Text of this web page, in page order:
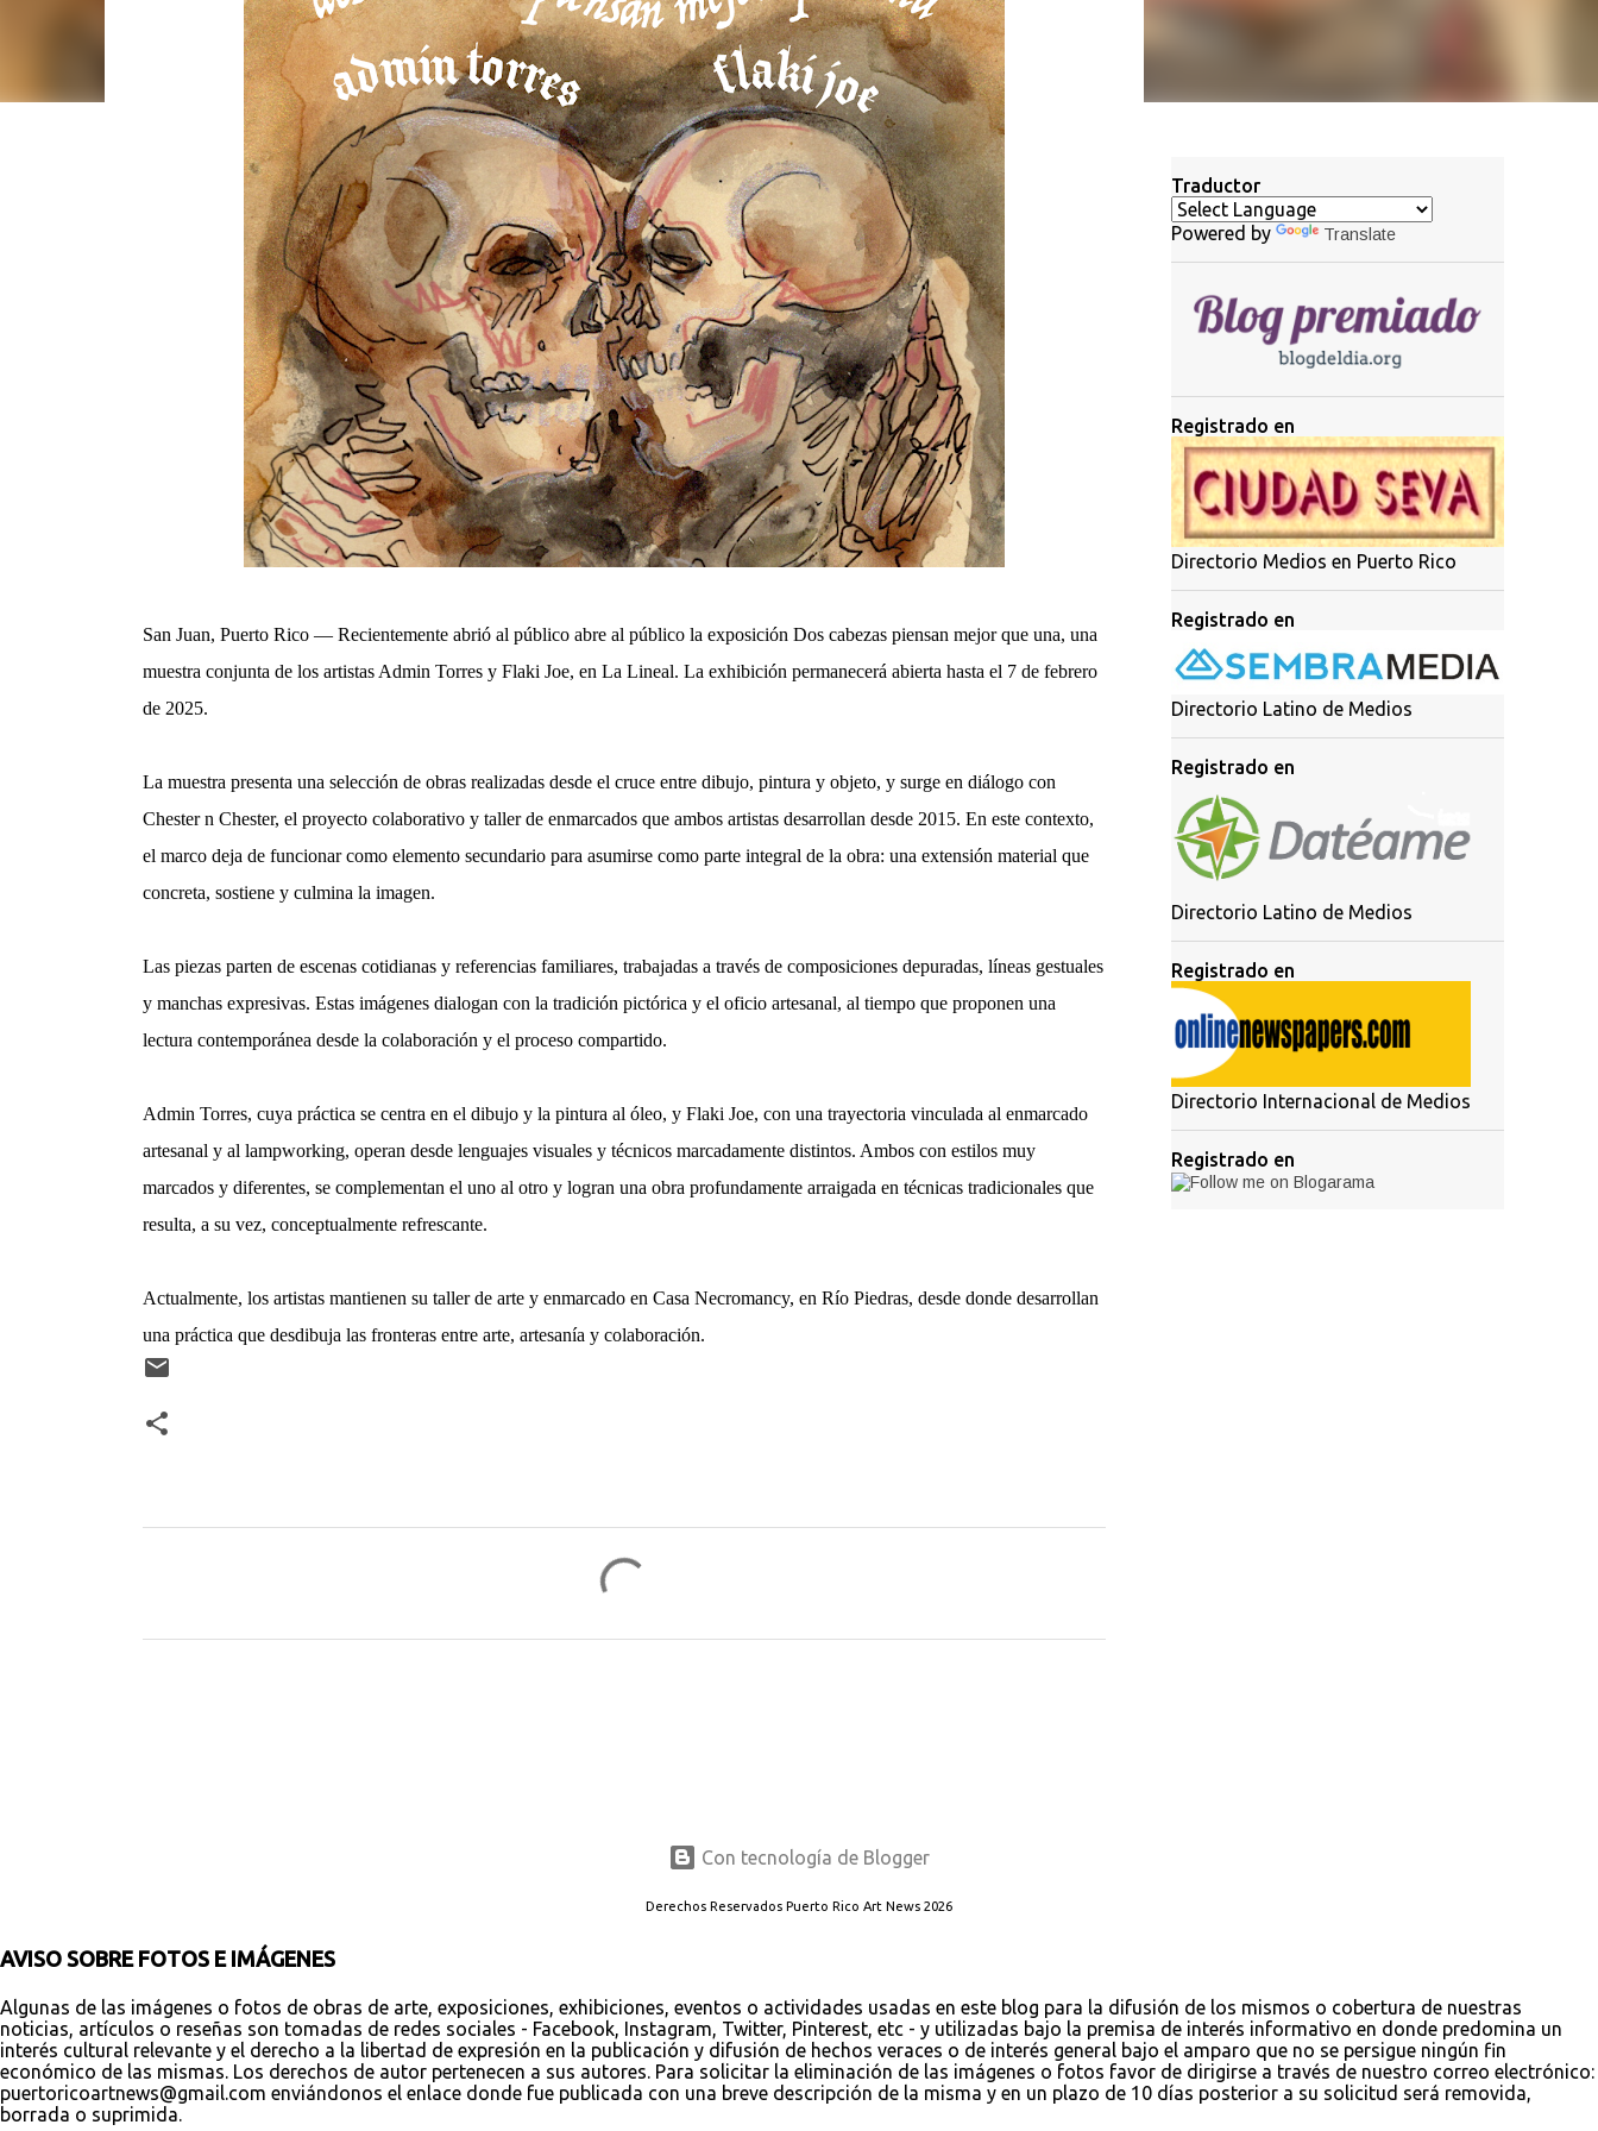
San Juan, Puerto Rico — Recientemente abrió al público abre al público la exposición Dos cabezas piensan mejor que una, una
muestra conjunta de los artistas Admin Torres y Flaki Joe, en La Lineal. La exhibición permanecerá abierta hasta el 7 de febrero
de 2025.
La muestra presenta una selección de obras realizadas desde el cruce entre dibujo, pintura y objeto, y surge en diálogo con
Chester n Chester, el proyecto colaborativo y taller de enmarcados que ambos artistas desarrollan desde 2015. En este contexto,
el marco deja de funcionar como elemento secundario para asumirse como parte integral de la obra: una extensión material que
concreta, sostiene y culmina la imagen.
Las piezas parten de escenas cotidianas y referencias familiares, trabajadas a través de composiciones depuradas, líneas gestuales
y manchas expresivas. Estas imágenes dialogan con la tradición pictórica y el oficio artesanal, al tiempo que proponen una
lectura contemporánea desde la colaboración y el proceso compartido.
Admin Torres, cuya práctica se centra en el dibujo y la pintura al óleo, y Flaki Joe, con una trayectoria vinculada al enmarcado
artesanal y al lampworking, operan desde lenguajes visuales y técnicos marcadamente distintos. Ambos con estilos muy
marcados y diferentes, se complementan el uno al otro y logran una obra profundamente arraigada en técnicas tradicionales que
resulta, a su vez, conceptualmente refrescante.
Actualmente, los artistas mantienen su taller de arte y enmarcado en Casa Necromancy, en Río Piedras, desde donde desarrollan
una práctica que desdibuja las fronteras entre arte, artesanía y colaboración.
Traductor
Powered by Translate
Registrado en
Directorio Medios en Puerto Rico
Registrado en
Directorio Latino de Medios
Registrado en
Directorio Latino de Medios
Registrado en
Directorio Internacional de Medios
Registrado en
Con tecnología de Blogger
Derechos Reservados Puerto Rico Art News 2026
AVISO SOBRE FOTOS E IMÁGENES
Algunas de las imágenes o fotos de obras de arte, exposiciones, exhibiciones, eventos o actividades usadas en este blog para la difusión de los mismos o cobertura de nuestras
noticias, artículos o reseñas son tomadas de redes sociales - Facebook, Instagram, Twitter, Pinterest, etc - y utilizadas bajo la premisa de interés informativo en donde predomina un
interés cultural relevante y el derecho a la libertad de expresión en la publicación y difusión de hechos veraces o de interés general bajo el amparo que no se persigue ningún fin
económico de las mismas. Los derechos de autor pertenecen a sus autores. Para solicitar la eliminación de las imágenes o fotos favor de dirigirse a través de nuestro correo electrónico:
puertoricoartnews@gmail.com enviándonos el enlace donde fue publicada con una breve descripción de la misma y en un plazo de 10 días posterior a su solicitud será removida,
borrada o suprimida.